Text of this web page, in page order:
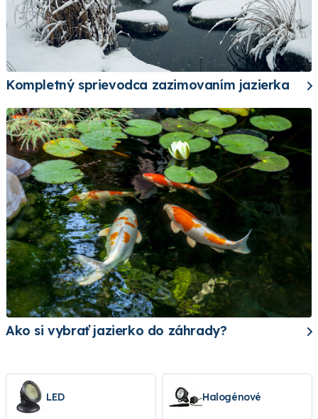
Kompletný sprievodca zazimovaním jazierka
Ako si vybrať jazierko do záhrady?
LED Halogénové